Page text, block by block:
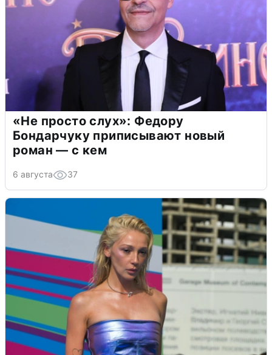
«Не просто слух»: Федору
Бондарчуку приписывают новый
роман — с кем
6 августа 37